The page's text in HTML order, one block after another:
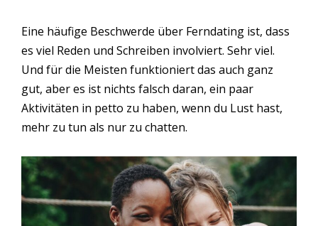
Eine häufige Beschwerde über Ferndating ist, dass
es viel Reden und Schreiben involviert. Sehr viel.
Und für die Meisten funktioniert das auch ganz
gut, aber es ist nichts falsch daran, ein paar
Aktivitäten in petto zu haben, wenn du Lust hast,
mehr zu tun als nur zu chatten.